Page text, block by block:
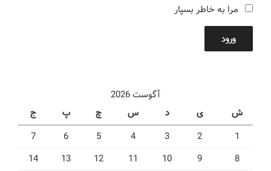
مرا به خاطر بسپار
ورود
آگوست 2026
ش
ی د س چ پ
ج
1
2
3
4
5
6
7
8
9
10
11
12
13
14